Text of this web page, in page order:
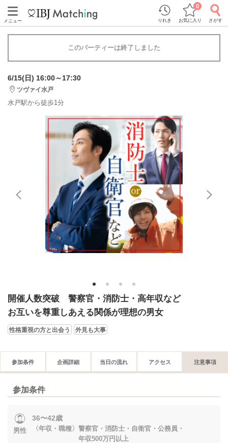
メニュー りれき お気に入り
0
さがす
このパーティーは終了しました
6/15(日) 16:00～17:30
ツヴァイ水戸
水戸駅から徒歩1分
1 2 3 4
開催人数突破 警察官・消防士・高年収など
お互いを尊重しあえる関係が理想の男女
性格重視の方と出会う 外見も大事
参加条件 企画詳細 当日の流れ アクセス 注意事項
参加条件
男性
36〜42歳
〈年収・職種〉警察官・消防士・自衛官・公務員・
年収500万円以上